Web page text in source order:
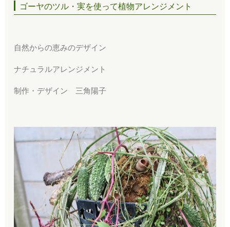
ゴーヤのツル・実を使って植物アレンジメント
自然からの恵みのデザイン
ナチュラルアレンジメント
制作・デザイン 三角陽子